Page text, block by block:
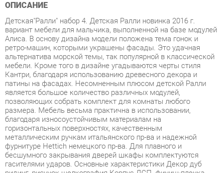
вариант мебели для мальчика, выполненной на базе модулей
ретро-машин, которыми украшены фасады. Это удачная
альтернатива морской темы, так популярной в классической
мебели. Кроме того в дизайне угадываются черты стиля
Кантри, благодаря использованию древесного декора и
патины на фасадах. Несомненным плюсом детской Ралли
является большое количество различных модулей,
позволяющих собрать комплект для комнаты любого
размера. Мебель весьма практична в использовании,
благодаря износоустойчивым материалам на
горизонтальных поверхностях, качественным
металлическим ручкам итальянского пр-ва и надежной
фурнитуре Hettich немецкого пр-ва. Для плавного и
бесшумного закрывания дверей шкафы комплектуются
гасителями ударов. Основные характеристики Декор дуб
ридинг, рисунок шелкография Корпус ДСП, финиш-пленка
Рамочные фасады МДФ, финиш-пленка с эффектом патины
Крышка МДФ, износоустойчивая пленка ПВХ Дно ящиков
текстурированная крашеная ДВП Обработка торцов кромка